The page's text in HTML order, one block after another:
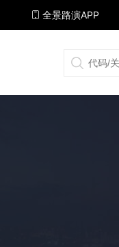
搜狐号 同顺号
全景路演APP